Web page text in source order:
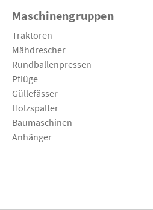
Maschinengruppen
Traktoren
Mähdrescher
Rundballenpressen
Pflüge
Güllefässer
Holzspalter
Baumaschinen
Anhänger